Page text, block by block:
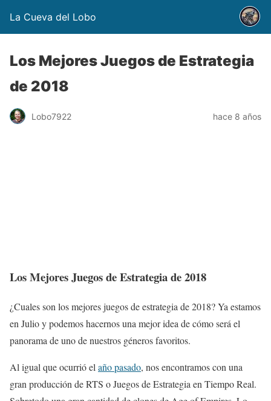
La Cueva del Lobo
Los Mejores Juegos de Estrategia
de 2018
Lobo7922 hace 8 años
Los Mejores Juegos de Estrategia de 2018
¿Cuales son los mejores juegos de estrategia de 2018? Ya estamos
en Julio y podemos hacernos una mejor idea de cómo será el
panorama de uno de nuestros géneros favoritos.
Al igual que ocurrió el año pasado, nos encontramos con una
gran producción de RTS o Juegos de Estrategia en Tiempo Real.